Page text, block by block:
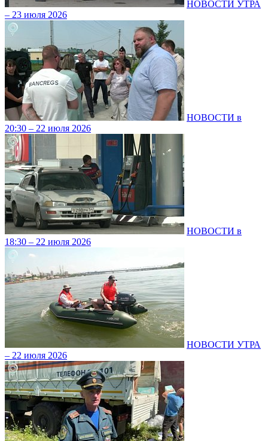
НОВОСТИ УТРА
– 23 июля 2026
НОВОСТИ в
20:30 – 22 июля 2026
НОВОСТИ в
18:30 – 22 июля 2026
НОВОСТИ УТРА
– 22 июля 2026